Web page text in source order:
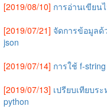
[2019/08/10] การอ่านเขียน
[2019/07/21] จัดการข้อมูลด้
json
[2019/07/14] การใช้ f-
[2019/07/13] เปรียบเทียบร
python